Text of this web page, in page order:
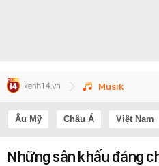
Musik
Âu Mỹ Châu Á Việt Nam
Những sân khấu đáng